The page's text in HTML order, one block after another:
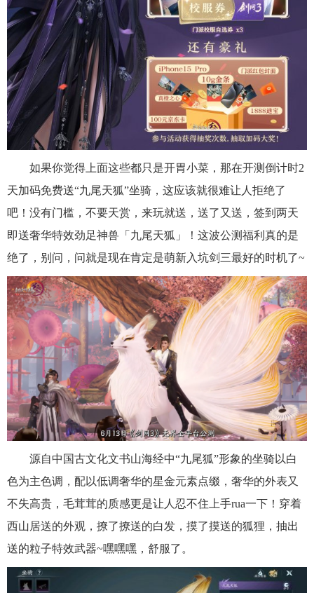
如果你觉得上面这些都只是开胃小菜，那在开测倒计时2
天加码免费送“九尾天狐”坐骑，这应该就很难让人拒绝了
吧！没有门槛，不要天赏，来玩就送，送了又送，签到两天
即送奢华特效劲足神兽「九尾天狐」！这波公测福利真的是
绝了，别问，问就是现在肯定是萌新入坑剑三最好的时机了~
源自中国古文化文书山海经中“九尾狐”形象的坐骑以白
色为主色调，配以低调奢华的星金元素点缀，奢华的外表又
不失高贵，毛茸茸的质感更是让人忍不住上手rua一下！穿着
西山居送的外观，撩了撩送的白发，摸了摸送的狐狸，抽出
送的粒子特效武器~嘿嘿嘿，舒服了。